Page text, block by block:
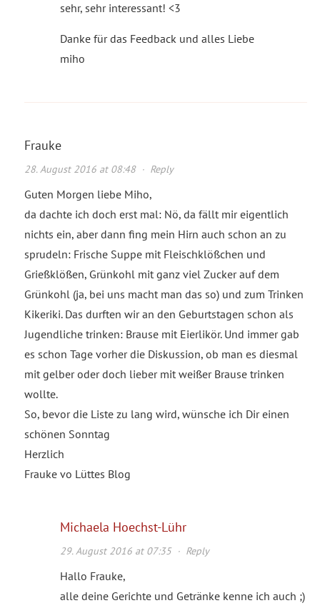
sehr, sehr interessant! <3
Danke für das Feedback und alles Liebe
miho
Frauke
28. August 2016 at 08:48· Reply
Guten Morgen liebe Miho,
da dachte ich doch erst mal: Nö, da fällt mir eigentlich
nichts ein, aber dann fing mein Hirn auch schon an zu
sprudeln: Frische Suppe mit Fleischklößchen und
Grießklößen, Grünkohl mit ganz viel Zucker auf dem
Grünkohl (ja, bei uns macht man das so) und zum Trinken
Kikeriki. Das durften wir an den Geburtstagen schon als
Jugendliche trinken: Brause mit Eierlikör. Und immer gab
es schon Tage vorher die Diskussion, ob man es diesmal
mit gelber oder doch lieber mit weißer Brause trinken
wollte.
So, bevor die Liste zu lang wird, wünsche ich Dir einen
schönen Sonntag
Herzlich
Frauke vo Lüttes Blog
Michaela Hoechst-Lühr
29. August 2016 at 07:35· Reply
Hallo Frauke,
alle deine Gerichte und Getränke kenne ich auch ;)